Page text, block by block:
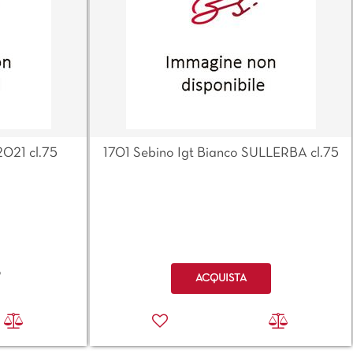
cl.75 1701 Sebino Igt Bianco SULLERBA cl.75
Quantità
ACQUISTA